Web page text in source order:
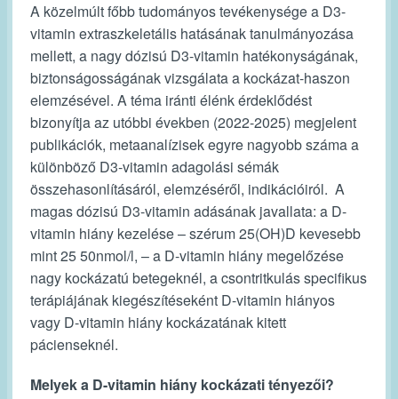
A közelmúlt főbb tudományos tevékenysége a D3-
vitamin extraszkeletális hatásának tanulmányozása
mellett, a nagy dózisú D3-vitamin hatékonyságának,
biztonságosságának vizsgálata a kockázat-haszon
elemzésével. A téma iránti élénk érdeklődést
bizonyítja az utóbbi években (2022-2025) megjelent
publikációk, metaanalízisek egyre nagyobb száma a
különböző D3-vitamin adagolási sémák
összehasonlításáról, elemzéséről, indikációiról. A
magas dózisú D3-vitamin adásának javallata: a D-
vitamin hiány kezelése – szérum 25(OH)D kevesebb
mint 25 50nmol/l, – a D-vitamin hiány megelőzése
nagy kockázatú betegeknél, a csontritkulás specifikus
terápiájának kiegészítéseként D-vitamin hiányos
vagy D-vitamin hiány kockázatának kitett
pácienseknél.
Melyek a D-vitamin hiány kockázati tényezői?